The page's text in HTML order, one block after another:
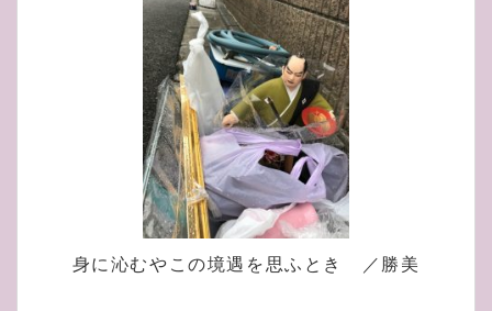
身に沁むやこの境遇を思ふとき ／勝美